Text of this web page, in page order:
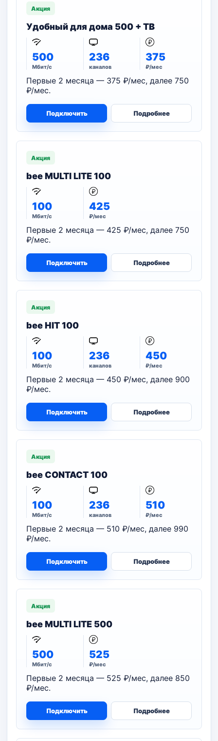
Акция
Удобный для дома 500 + ТВ
500
Мбит/с
236
каналов
375
₽/мес
Первые 2 месяца — 375 ₽/мес, далее 750
₽/мес.
Подключить Подробнее
Акция
bee MULTI LITE 100
100
Мбит/с
425
₽/мес
Первые 2 месяца — 425 ₽/мес, далее 750
₽/мес.
Подключить Подробнее
Акция
bee HIT 100
100
Мбит/с
236
каналов
450
₽/мес
Первые 2 месяца — 450 ₽/мес, далее 900
₽/мес.
Подключить Подробнее
Акция
bee CONTACT 100
100
Мбит/с
236
каналов
510
₽/мес
Первые 2 месяца — 510 ₽/мес, далее 990
₽/мес.
Подключить Подробнее
Акция
bee MULTI LITE 500
500
Мбит/с
525
₽/мес
Первые 2 месяца — 525 ₽/мес, далее 850
₽/мес.
Подключить Подробнее